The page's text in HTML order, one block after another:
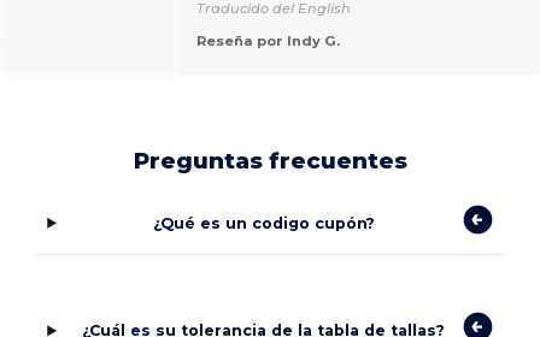
Traducido del English
Reseña por Indy G.
Preguntas frecuentes
¿Qué es un codigo cupón?
¿Cuál es su tolerancia de la tabla de tallas?